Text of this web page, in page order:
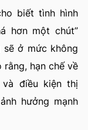
biết tình hình
hơn một chút”
ở mức không
rằng, hạn chế về
và điều kiện thị
hưởng mạnh